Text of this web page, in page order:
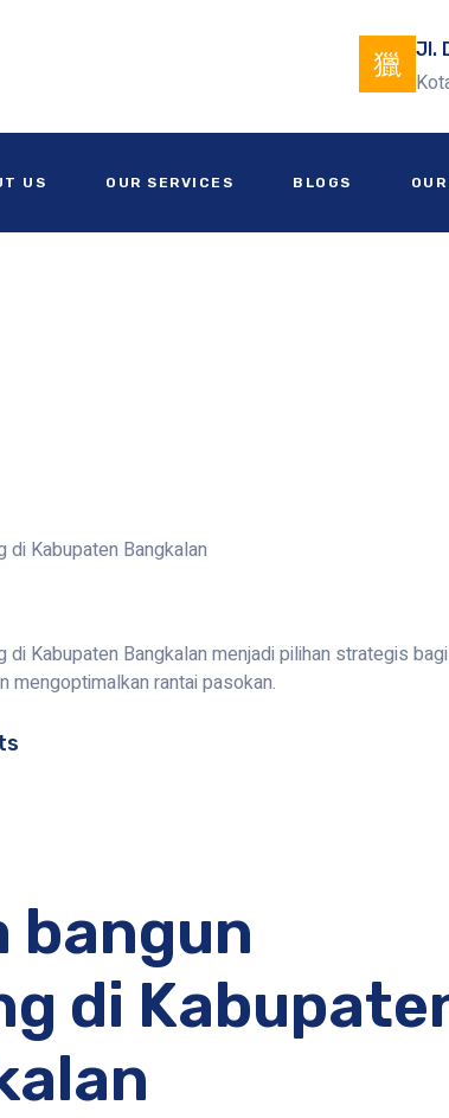
Jl.
US OUR SERVICES BLOGS
gudang di
di Kabupaten Bangkalan
di Kabupaten Bangkalan menjadi pilihan strategis bagi
mengoptimalkan rantai pasokan.
bangun
di